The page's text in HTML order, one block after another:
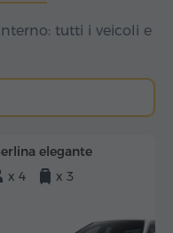
tutti i veicoli e
elegante
x 4
x 3